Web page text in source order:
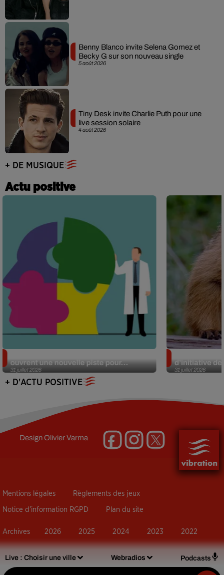
Live : Choisir une ville Webradios Podcasts
5 août 2026
Benny Blanco invite Selena Gomez et
Becky G sur son nouveau single
4 août 2026
Tiny Desk invite Charlie Puth pour une
live session solaire
+ DE MUSIQUE
Actu positive
31 juillet 2026
ouvrent une nouvelle piste pour...
31 juillet 2026
d’initiative
+ D'ACTU POSITIVE
DesignOlivier Varma
Mentions légales Règlements des jeux
Notice d’information RGPD Plan du site
Archives 2026 2025 2024 2023 2022